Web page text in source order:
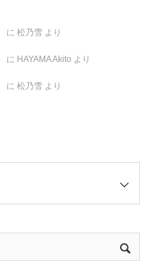
に 松乃雪 より
に HAYAMA Akito より
に 松乃雪 より